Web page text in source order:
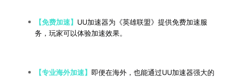
【免费加速】 UU加速器为《英雄联盟》提供免费加速服
务，玩家可以体验加速效果。
【专业海外加速】 即便在海外，也能通过UU加速器强大的